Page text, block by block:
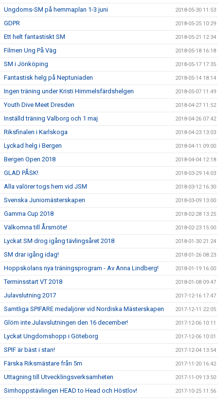
Ungdoms-SM på hemmaplan 1-3 juni 2018-05-30 11:53
GDPR 2018-05-25 10:29
Ett helt fantastiskt SM 2018-05-21 12:34
Filmen Ung På Väg 2018-05-18 16:18
SM i Jönköping 2018-05-17 17:35
Fantastisk helg på Neptuniaden 2018-05-14 18:14
Ingen träning under Kristi Himmelsfärdshelgen 2018-05-07 11:49
Youth Dive Meet Dresden 2018-04-27 11:52
Inställd träning Valborg och 1 maj 2018-04-26 07:42
Riksfinalen i Karlskoga 2018-04-23 13:03
Lyckad helg i Bergen 2018-04-11 09:00
Bergen Open 2018 2018-04-04 12:18
GLAD PÅSK! 2018-03-29 14:03
Alla valörer togs hem vid JSM 2018-03-12 16:30
Svenska Juniomästerskapen 2018-03-09 13:00
Gamma Cup 2018 2018-02-28 13:25
Välkomna till Årsmöte! 2018-02-23 15:00
Lyckat SM drog igång tävlingsåret 2018 2018-01-30 21:24
SM drar igång idag! 2018-01-26 08:23
Hoppskolans nya träningsprogram - Av Anna Lindberg! 2018-01-19 16:00
Terminsstart VT 2018 2018-01-08 09:47
Julavslutning 2017 2017-12-16 17:47
Samtliga SPIFARE medaljörer vid Nordiska Mästerskapen 2017-12-11 22:05
Glöm inte Julavslutningen den 16 december! 2017-12-06 10:11
Lyckat Ungdomshopp i Göteborg 2017-12-06 10:01
SPIF är bäst i stan! 2017-12-04 13:54
Färska Riksmästare från 5m 2017-11-20 16:42
Uttagning till Utvecklingsverksamheten 2017-11-09 13:50
Simhoppstävlingen HEAD to Head och Höstlov! 2017-10-25 11:56